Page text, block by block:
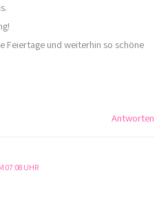
Feiertage und weiterhin so schöne
Antworten
07:08 UHR